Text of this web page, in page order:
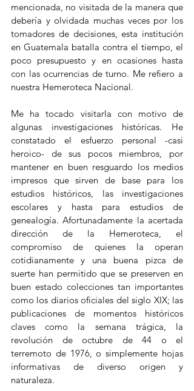
mencionada, no visitada de la manera que
debería y olvidada muchas veces por los
tomadores de decisiones, esta institución
en Guatemala batalla contra el tiempo, el
poco presupuesto y en ocasiones hasta
con las ocurrencias de turno. Me refiero a
nuestra Hemeroteca Nacional.
Me ha tocado visitarla con motivo de
algunas investigaciones históricas. He
constatado el esfuerzo personal -casi
heroico- de sus pocos miembros, por
mantener en buen resguardo los medios
impresos que sirven de base para los
estudios históricos, las investigaciones
escolares y hasta para estudios de
genealogía. Afortunadamente la acertada
dirección de la Hemeroteca, el
compromiso de quienes la operan
cotidianamente y una buena pizca de
suerte han permitido que se preserven en
buen estado colecciones tan importantes
como los diarios oficiales del siglo XIX; las
publicaciones de momentos históricos
claves como la semana trágica, la
revolución de octubre de 44 o el
terremoto de 1976, o simplemente hojas
informativas de diverso origen y
naturaleza.